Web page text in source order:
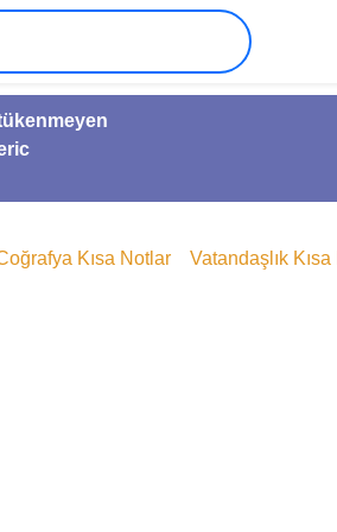
Kısa Notlar Vatandaşlık